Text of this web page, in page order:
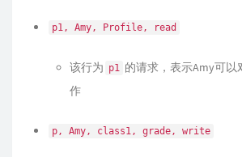
p1, Amy, Profile, read
该行为 p1
的请求，表示Amy可以
作
p, Amy, class1, grade, write